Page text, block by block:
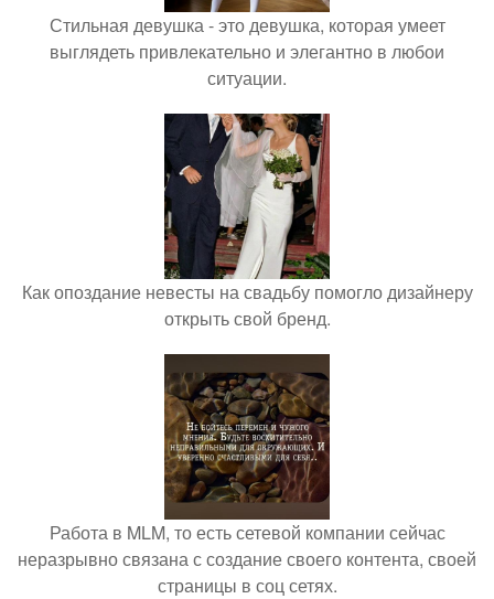
Стильная девушка - это девушка, которая умеет
выглядеть привлекательно и элегантно в любои
ситуации.
Как опоздание невесты на свадьбу помогло дизайнеру
открыть свой бренд.
Работа в MLM, то есть сетевой компании сейчас
неразрывно связана с создание своего контента, своей
страницы в соц сетях.